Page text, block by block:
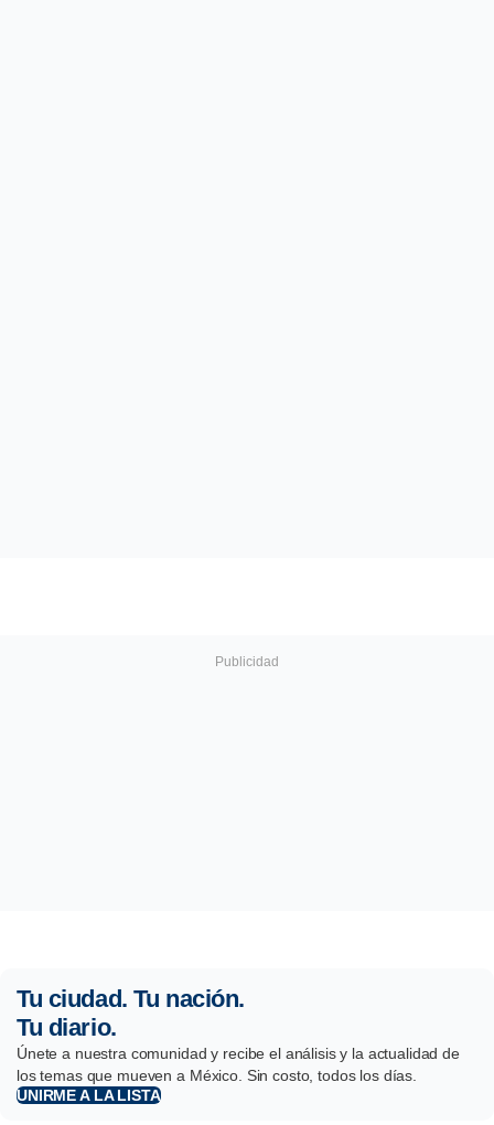
Tu ciudad. Tu nación.
Tu diario.
Únete a nuestra comunidad y recibe el análisis y la actualidad de
los temas que mueven a México. Sin costo, todos los días.
UNIRME A LA LISTA